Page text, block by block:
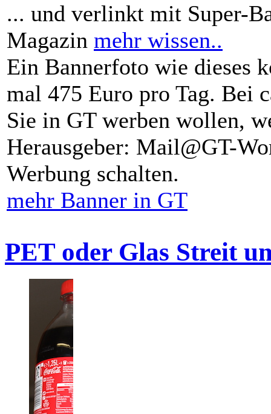
... und verlinkt mit Super-
Magazin mehr wissen..
Ein Bannerfoto wie dieses
mal 475 Euro pro Tag. Bei
Sie in GT werben wollen,
Herausgeber: Mail@GT-
Werbung schalten.
mehr Banner in GT
PET oder Glas Streit